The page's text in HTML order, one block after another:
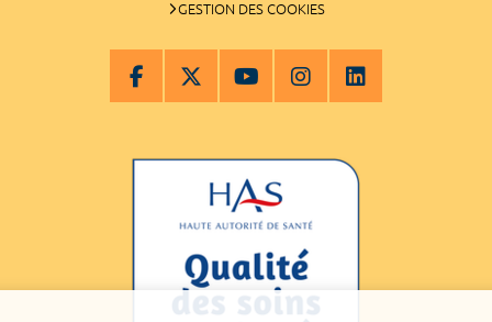
GESTION DES COOKIES